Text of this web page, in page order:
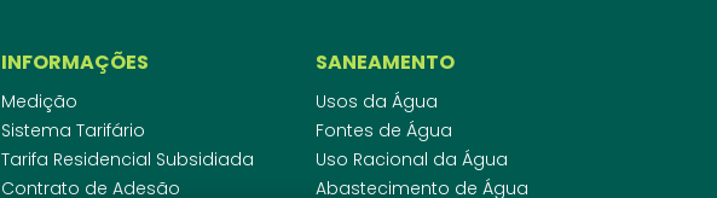
INFORMAÇÕES
Medição
Sistema Tarifário
Tarifa Residencial Subsidiada
Contrato de Adesão
SANEAMENTO
Usos da Água
Fontes de Água
Uso Racional da Água
Abastecimento de Água